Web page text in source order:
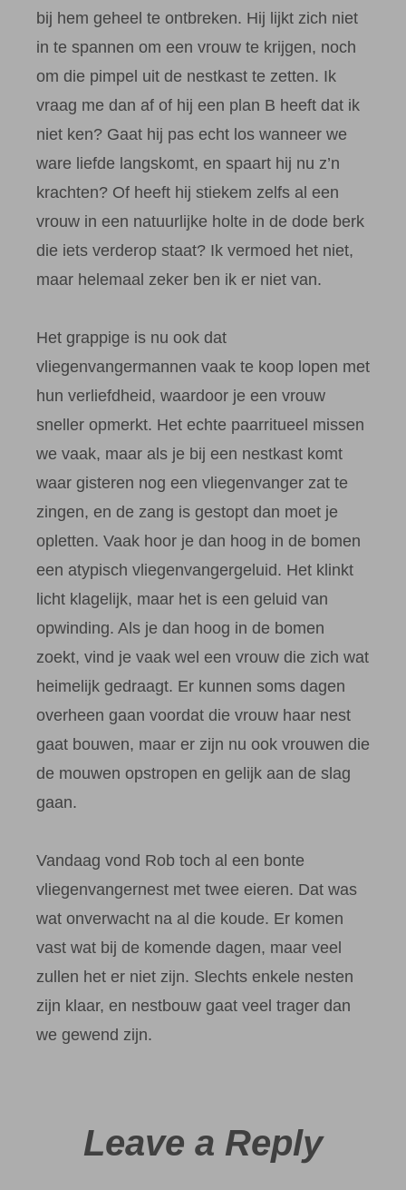
bij hem geheel te ontbreken. Hij lijkt zich niet
in te spannen om een vrouw te krijgen, noch
om die pimpel uit de nestkast te zetten. Ik
vraag me dan af of hij een plan B heeft dat ik
niet ken? Gaat hij pas echt los wanneer we
ware liefde langskomt, en spaart hij nu z’n
krachten? Of heeft hij stiekem zelfs al een
vrouw in een natuurlijke holte in de dode berk
die iets verderop staat? Ik vermoed het niet,
maar helemaal zeker ben ik er niet van.
Het grappige is nu ook dat
vliegenvangermannen vaak te koop lopen met
hun verliefdheid, waardoor je een vrouw
sneller opmerkt. Het echte paarritueel missen
we vaak, maar als je bij een nestkast komt
waar gisteren nog een vliegenvanger zat te
zingen, en de zang is gestopt dan moet je
opletten. Vaak hoor je dan hoog in de bomen
een atypisch vliegenvangergeluid. Het klinkt
licht klagelijk, maar het is een geluid van
opwinding. Als je dan hoog in de bomen
zoekt, vind je vaak wel een vrouw die zich wat
heimelijk gedraagt. Er kunnen soms dagen
overheen gaan voordat die vrouw haar nest
gaat bouwen, maar er zijn nu ook vrouwen die
de mouwen opstropen en gelijk aan de slag
gaan.
Vandaag vond Rob toch al een bonte
vliegenvangernest met twee eieren. Dat was
wat onverwacht na al die koude. Er komen
vast wat bij de komende dagen, maar veel
zullen het er niet zijn. Slechts enkele nesten
zijn klaar, en nestbouw gaat veel trager dan
we gewend zijn.
Leave a Reply